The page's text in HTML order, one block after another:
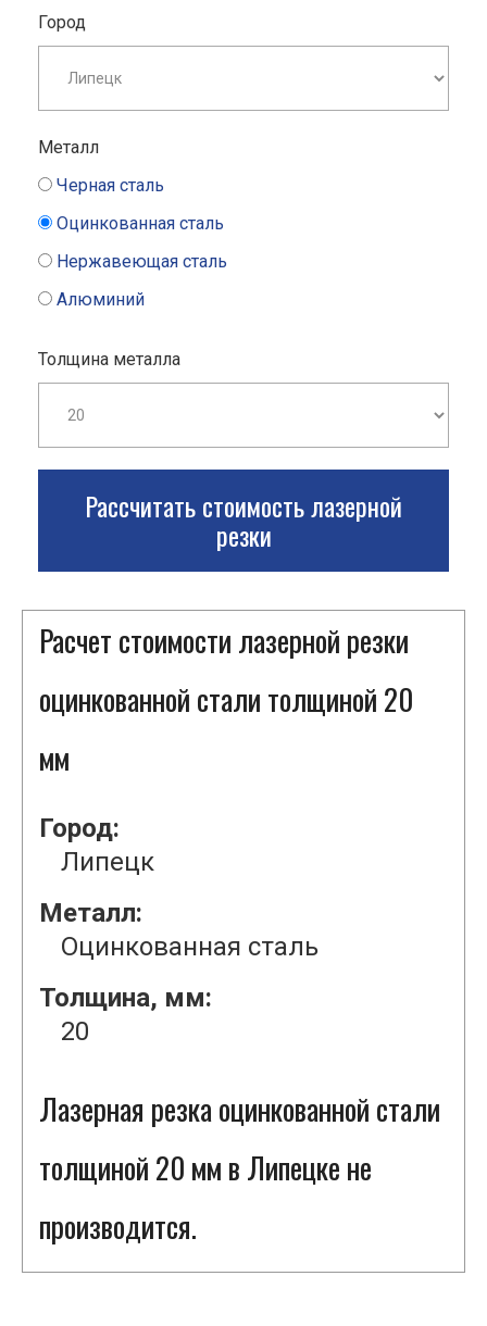
Город
Металл
Черная сталь
Оцинкованная сталь
Нержавеющая сталь
Алюминий
Толщина металла
Рассчитать стоимость лазерной
резки
Расчет стоимости лазерной резки
оцинкованной стали толщиной 20
мм
Город:
Липецк
Металл:
Оцинкованная сталь
Толщина, мм:
20
Лазерная резка оцинкованной стали
толщиной 20 мм в Липецке не
производится.